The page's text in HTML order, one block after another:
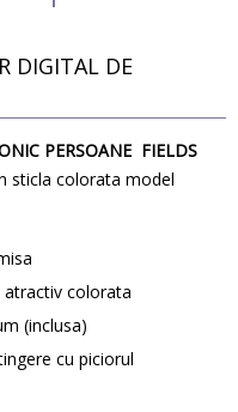
DIGITAL DE
PERSOANE FIELDS
sticla colorata model
colorata
(inclusa)
cu piciorul